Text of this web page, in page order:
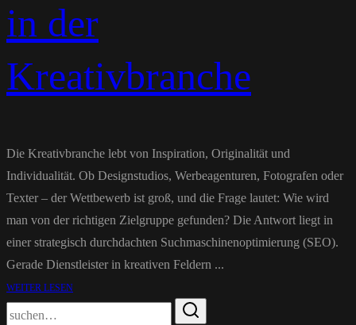
in der
Kreativbranche
Die Kreativbranche lebt von Inspiration, Originalität und
Individualität. Ob Designstudios, Werbeagenturen, Fotografen oder
Texter – der Wettbewerb ist groß, und die Frage lautet: Wie wird
man von der richtigen Zielgruppe gefunden? Die Antwort liegt in
einer strategisch durchdachten Suchmaschinenoptimierung (SEO).
Gerade Dienstleister in kreativen Feldern ...
WEITER LESEN